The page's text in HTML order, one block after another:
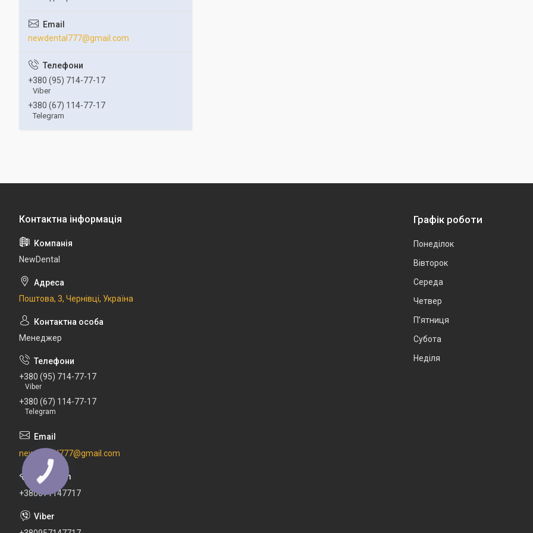
newdental777@gmail.com
+380 (95) 714-77-17
Viber
+380 (67) 114-77-17
Telegram
NewDental
Поштова, 3, Чернівці, Україна
Менеджер
+380 (95) 714-77-17
Viber
+380 (67) 114-77-17
Telegram
newdental777@gmail.com
+380671147717
Графік роботи
Понеділок
Вівторок
Середа
Четвер
Пʼятниця
Субота
Неділя